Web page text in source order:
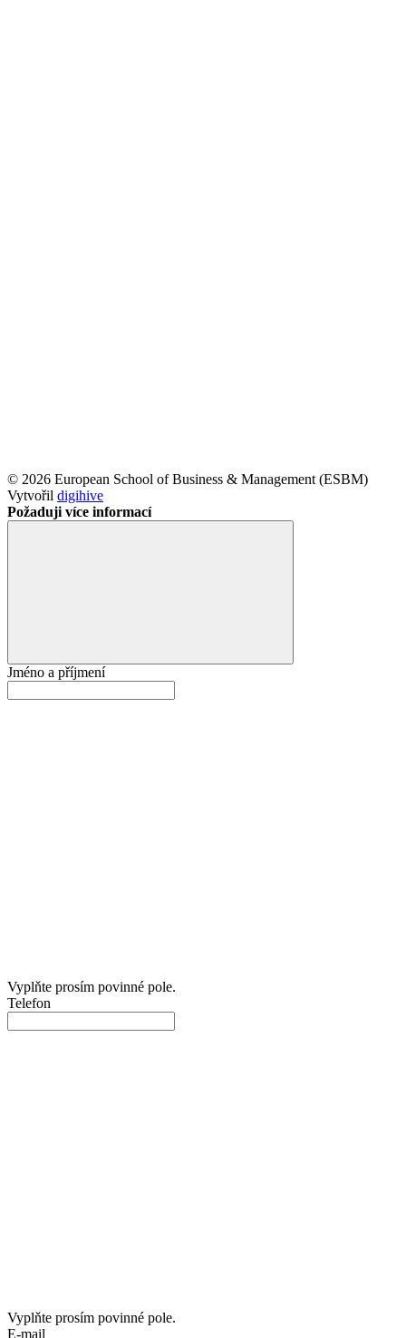
© 2026 European School of Business & Management (ESBM)
Vytvořil digihive
Požaduji více informací
Jméno a příjmení
Vyplňte prosím povinné pole.
Telefon
Vyplňte prosím povinné pole.
E-mail